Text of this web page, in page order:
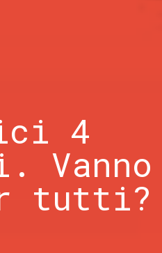
4
Vanno
tutti?